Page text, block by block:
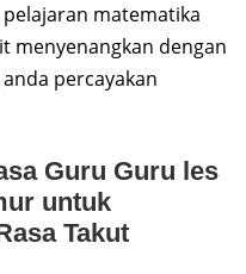
matematika
menyenangkan dengan
percayakan
Guru Guru les
untuk
Takut